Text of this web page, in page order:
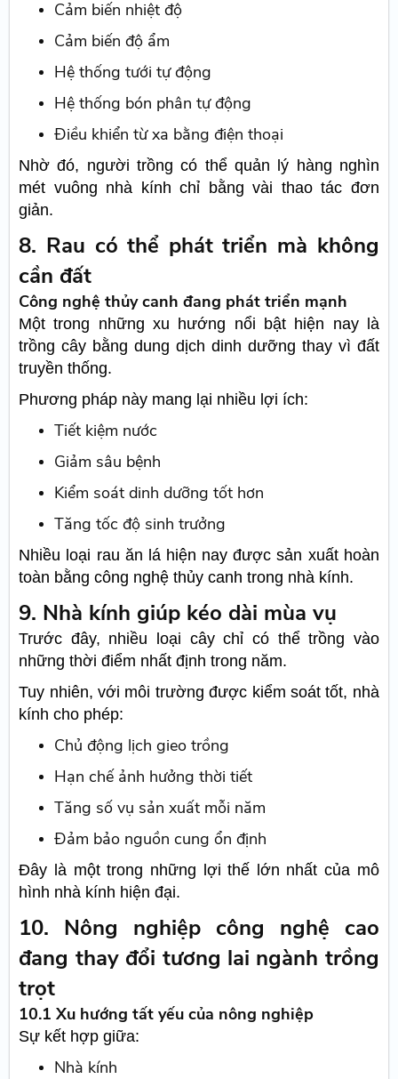
Cảm biến nhiệt độ
Cảm biến độ ẩm
Hệ thống tưới tự động
Hệ thống bón phân tự động
Điều khiển từ xa bằng điện thoại
Nhờ đó, người trồng có thể quản lý hàng nghìn
mét vuông nhà kính chỉ bằng vài thao tác đơn
giản.
8. Rau có thể phát triển mà không
cần đất
Công nghệ thủy canh đang phát triển mạnh
Một trong những xu hướng nổi bật hiện nay là
trồng cây bằng dung dịch dinh dưỡng thay vì đất
truyền thống.
Phương pháp này mang lại nhiều lợi ích:
Tiết kiệm nước
Giảm sâu bệnh
Kiểm soát dinh dưỡng tốt hơn
Tăng tốc độ sinh trưởng
Nhiều loại rau ăn lá hiện nay được sản xuất hoàn
toàn bằng công nghệ thủy canh trong nhà kính.
9. Nhà kính giúp kéo dài mùa vụ
Trước đây, nhiều loại cây chỉ có thể trồng vào
những thời điểm nhất định trong năm.
Tuy nhiên, với môi trường được kiểm soát tốt, nhà
kính cho phép:
Chủ động lịch gieo trồng
Hạn chế ảnh hưởng thời tiết
Tăng số vụ sản xuất mỗi năm
Đảm bảo nguồn cung ổn định
Đây là một trong những lợi thế lớn nhất của mô
hình nhà kính hiện đại.
10. Nông nghiệp công nghệ cao
đang thay đổi tương lai ngành trồng
trọt
10.1 Xu hướng tất yếu của nông nghiệp
Sự kết hợp giữa:
Nhà kính